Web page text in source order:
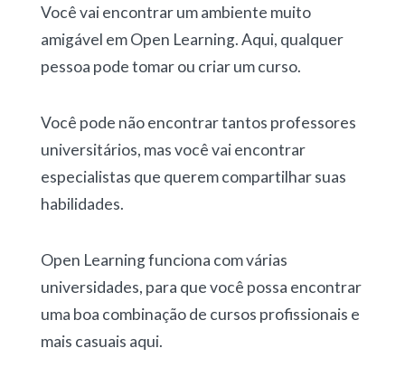
Você vai encontrar um ambiente muito
amigável em Open Learning. Aqui, qualquer
pessoa pode tomar ou criar um curso.
Você pode não encontrar tantos professores
universitários, mas você vai encontrar
especialistas que querem compartilhar suas
habilidades.
Open Learning funciona com várias
universidades, para que você possa encontrar
uma boa combinação de cursos profissionais e
mais casuais aqui.